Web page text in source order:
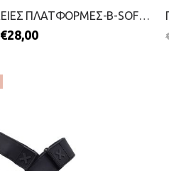
ΓΥΝΑΙΚΕΙΕΣ ΠΛΑΤΦΟΡΜΕΣ-B-SOFT-2199-0300-ΤΑΜΠΑ
€28,00